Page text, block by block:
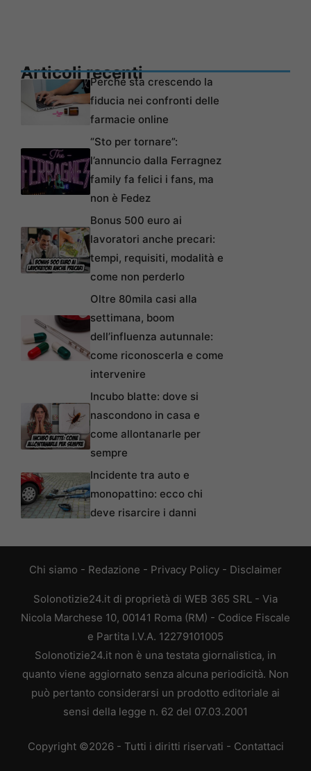
Articoli recentiPerché sta crescendo la
fiducia nei confronti delle
farmacie online
“Sto per tornare”:
l’annuncio dalla Ferragnez
family fa felici i fans, ma
non è Fedez
Bonus 500 euro ai
lavoratori anche precari:
tempi, requisiti, modalità e
come non perderlo
Oltre 80mila casi alla
settimana, boom
dell’influenza autunnale:
come riconoscerla e come
intervenire
Incubo blatte: dove si
nascondono in casa e
come allontanarle per
sempre
Incidente tra auto e
monopattino: ecco chi
deve risarcire i danni
Chi siamo - Redazione - Privacy Policy - Disclaimer
Solonotizie24.it di proprietà di WEB 365 SRL - Via
Nicola Marchese 10, 00141 Roma (RM) - Codice Fiscale
e Partita I.V.A. 12279101005
Solonotizie24.it non è una testata giornalistica, in
quanto viene aggiornato senza alcuna periodicità. Non
può pertanto considerarsi un prodotto editoriale ai
sensi della legge n. 62 del 07.03.2001
Copyright ©2026 - Tutti i diritti riservati - Contattaci